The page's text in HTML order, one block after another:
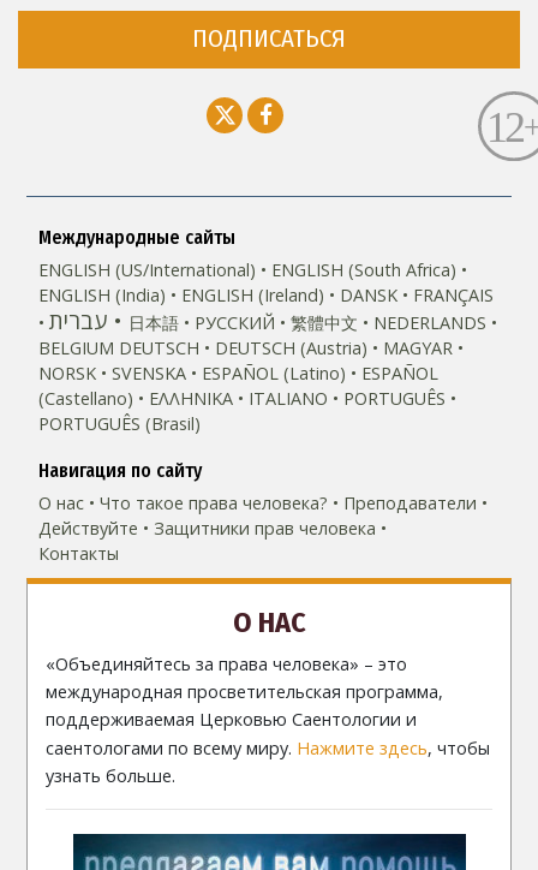
ПОДПИСАТЬСЯ
Международные сайты
ENGLISH (US/International)
ENGLISH (South Africa)
ENGLISH (India)
ENGLISH (Ireland) DANSK FRANÇAIS
עברית 日本語 РУССКИЙ 繁體中文
NEDERLANDS
BELGIUM DEUTSCH DEUTSCH (Austria)
MAGYAR
NORSK
SVENSKA ESPAÑOL (Latino)
ESPAÑOL
(Castellano)
ΕΛΛΗΝΙΚA ITALIANO
PORTUGUÊS
PORTUGUÊS (Brasil)‎
Навигация по сайту
О нас
Что такое права человека?
Преподаватели
Действуйте
Защитники прав человека
Контакты
О НАС
«Объединяйтесь за права человека» – это
международная просветительская программа,
поддерживаемая Церковью Саентологии и
саентологами по всему миру. Нажмите здесь, чтобы
узнать больше.